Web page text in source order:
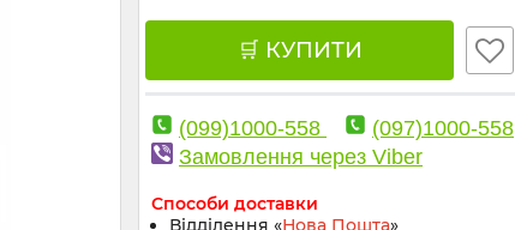
🛒 КУПИТИ
(099)1000-558
(097)1000-558
Замовлення через Viber
Способи доставки
Відділення «Нова Пошта»